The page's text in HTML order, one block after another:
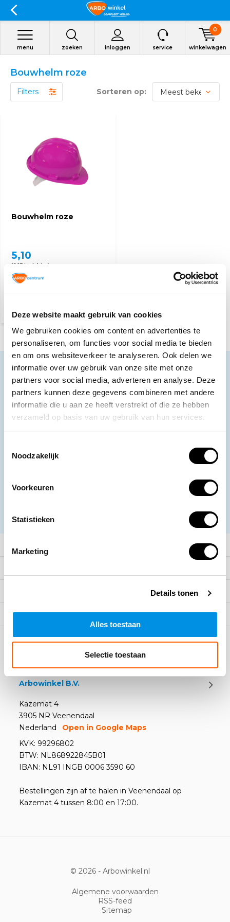
Deze website maakt gebruik van cookies
We gebruiken cookies om content en advertenties te
personaliseren, om functies voor social media te bieden
en om ons websiteverkeer te analyseren. Ook delen we
informatie over uw gebruik van onze site met onze
partners voor social media, adverteren en analyse. Deze
partners kunnen deze gegevens combineren met andere
informatie die u aan ze heeft verstrekt of die ze hebben
verzameld op basis van uw gebruik van hun services.
Noodzakelijk
Voorkeuren
Statistieken
Marketing
Details tonen
Alles toestaan
Selectie toestaan
zoeken inloggen
menu service winkelwagen
0
Bouwhelm roze
Filters Sorteren op:
Bouwhelm roze
5,10
(6,17 Incl. btw)
Voor 15:00 besteld,
maandag in huis
Neem contact op
Ons klantenservice staat voor je klaar.
Volg ons
Ontvang de nieuwste aanbiedingen en
Abonneer
* Lees hier de wettelijke beperkingen
Categorieën
Contact
Arbowinkel B.V.
Kazemat 4
3905 NR Veenendaal
Nederland
Open in Google Maps
KVK: 99296802
BTW: NL868922845B01
IBAN: NL91 INGB 0006 3590 60
Bestellingen zijn af te halen in Veenendaal op
Kazemat 4 tussen 8:00 en 17:00.
© 2026 - Arbowinkel.nl
Algemene voorwaarden
RSS-feed
Sitemap